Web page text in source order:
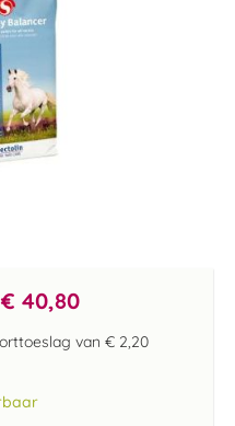
€ 40,80
van € 2,20